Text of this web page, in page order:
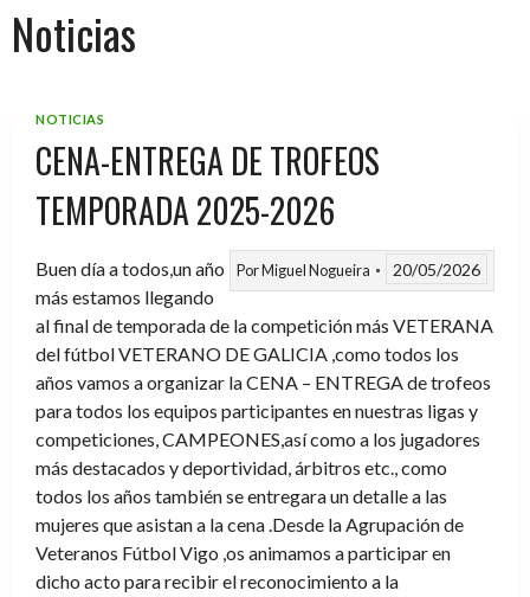
Noticias
NOTICIAS
CENA-ENTREGA DE TROFEOS
TEMPORADA 2025-2026
PorMiguel Nogueira 20/05/2026
Buen día a todos,un año
más estamos llegando
al final de temporada de la competición más VETERANA
del fútbol VETERANO DE GALICIA ,como todos los
años vamos a organizar la CENA – ENTREGA de trofeos
para todos los equipos participantes en nuestras ligas y
competiciones, CAMPEONES,así como a los jugadores
más destacados y deportividad, árbitros etc., como
todos los años también se entregara un detalle a las
mujeres que asistan a la cena .Desde la Agrupación de
Veteranos Fútbol Vigo ,os animamos a participar en
dicho acto para recibir el reconocimiento a la